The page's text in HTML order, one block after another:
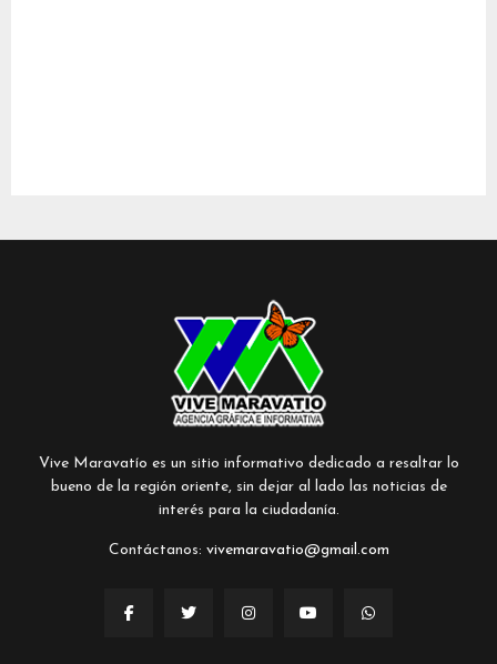
Vive Maravatío es un sitio informativo dedicado a resaltar lo
bueno de la región oriente, sin dejar al lado las noticias de
interés para la ciudadanía.
Contáctanos: vivemaravatio@gmail.com